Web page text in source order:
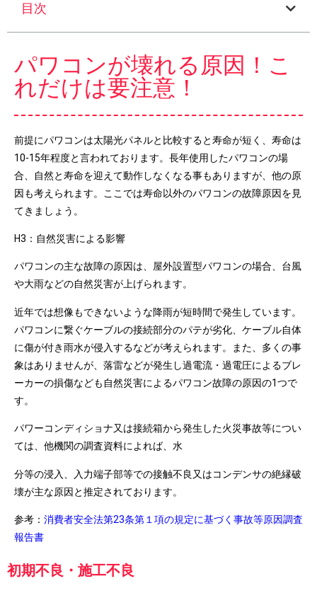
目次
パワコンが壊れる原因！こ
れだけは要注意！
前提にパワコンは太陽光パネルと比較すると寿命が短く、寿命は
10-15年程度と言われております。長年使用したパワコンの場
合、自然と寿命を迎えて動作しなくなる事もありますが、他の原
因も考えられます。ここでは寿命以外のパワコンの故障原因を見
てきましょう。
H3：自然災害による影響
パワコンの主な故障の原因は、屋外設置型パワコンの場合、台風
や大雨などの自然災害が上げられます。
近年では想像もできないような降雨が短時間で発生しています。
パワコンに繋ぐケーブルの接続部分のパテが劣化、ケーブル自体
に傷が付き雨水が侵入するなどが考えられます。また、多くの事
象はありませんが、落雷などが発生し過電流・過電圧によるブレ
ーカーの損傷なども自然災害によるパワコン故障の原因の1つで
す。
パワーコンディショナ又は接続箱から発生した火災事故等につい
ては、他機関の調査資料によれば、水
分等の浸入、入力端子部等での接触不良又はコンデンサの絶縁破
壊が主な原因と推定されております。
参考： 消費者安全法第23条第１項の規定に基づく事故等原因調査
報告書
初期不良・施工不良